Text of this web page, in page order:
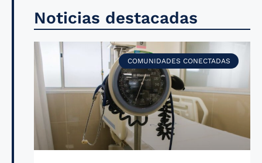
Noticias destacadas
COMUNIDADES CONECTADAS